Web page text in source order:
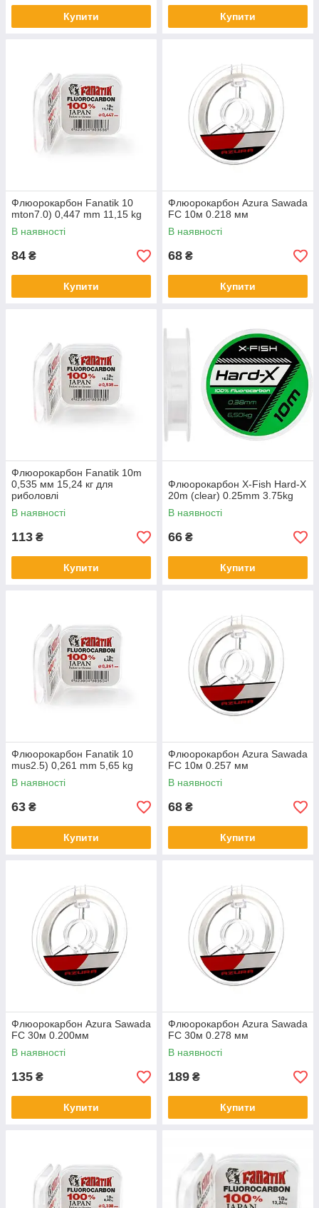
Купити Купити
Флюорокарбон Fanatik 10
mton7.0) 0,447 mm 11,15 kg
В наявності
84 ₴
Купити
Флюорокарбон Azura Sawada
FC 10м 0.218 мм
В наявності
68 ₴
Купити
Флюорокарбон Fanatik 10m
0,535 мм 15,24 кг для
риболовлі
В наявності
113 ₴
Купити
Флюорокарбон X-Fish Hard-X
20m (clear) 0.25mm 3.75kg
В наявності
66 ₴
Купити
Флюорокарбон Fanatik 10
mus2.5) 0,261 mm 5,65 kg
В наявності
63 ₴
Купити
Флюорокарбон Azura Sawada
FC 10м 0.257 мм
В наявності
68 ₴
Купити
Флюорокарбон Azura Sawada
FC 30м 0.200мм
В наявності
135 ₴
Купити
Флюорокарбон Azura Sawada
FC 30м 0.278 мм
В наявності
189 ₴
Купити